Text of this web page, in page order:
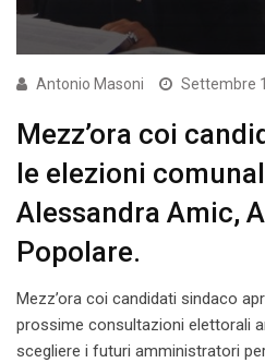
Antonio Masoni Settembre
Mezz’ora coi
le elezioni
Alessandra Amic,
Popolare.
Mezz’ora coi candidati sindaco
prossime consultazioni elettorali
scegliere i futuri amministratori